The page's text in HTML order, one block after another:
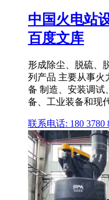
中国火电站
百度文库
形成除尘、脱硫、
列产品 主要从事火
备 制造、安装调试
备、工业装备和现
联系电话: 180 3780